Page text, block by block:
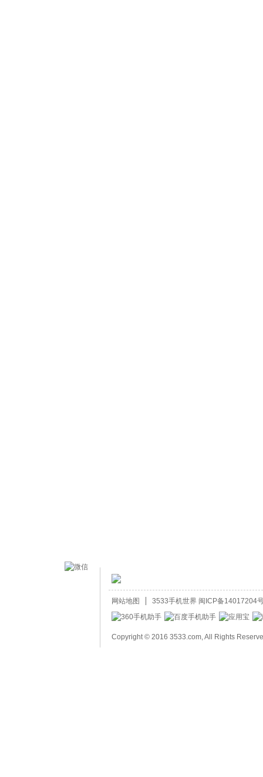
网站地图 3533手机世界 闽ICP备14017204
Copyright © 2016 3533.com, All Rights